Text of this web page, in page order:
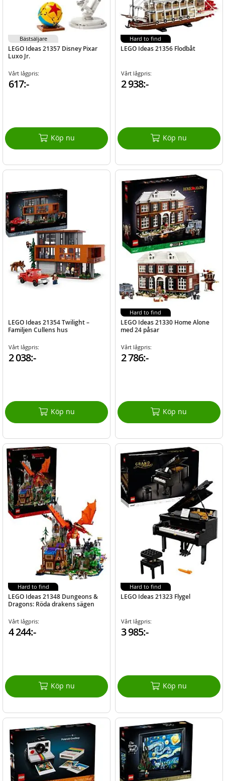
LEGO Ideas 21357 Disney Pixar
Luxo Jr.
Vårt lågpris:
617:-
Köp nu
Bästsäljare
LEGO Ideas 21356 Flodbåt
Vårt lågpris:
2 938:-
Köp nu
Hard to find
LEGO Ideas 21354 Twilight –
Familjen Cullens hus
Vårt lågpris:
2 038:-
Köp nu
LEGO Ideas 21330 Home Alone
med 24 påsar
Vårt lågpris:
2 786:-
Köp nu
Hard to find
LEGO Ideas 21348 Dungeons &
Dragons: Röda drakens sägen
Vårt lågpris:
4 244:-
Köp nu
Hard to find
LEGO Ideas 21323 Flygel
Vårt lågpris:
3 985:-
Köp nu
Hard to find